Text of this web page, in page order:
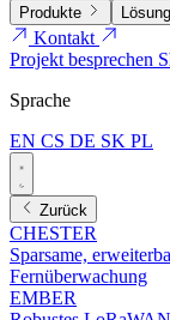
Produkte
Kontakt
Projekt besprechen
Sprache
EN CS DE SK PL
Zurück
CHESTER
Sparsame,
Fernüberwachung
EMBER